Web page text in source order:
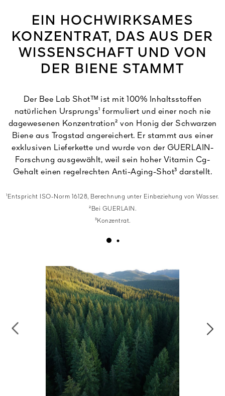
EIN HOCHWIRKSAMES
KONZENTRAT, DAS AUS DER
WISSENSCHAFT UND VON
DER BIENE STAMMT
Der Bee Lab Shotᵀᴹ ist mit 100% Inhaltsstoffen
natürlichen Ursprungs¹ formuliert und einer noch nie
dagewesenen Konzentration² von Honig der Schwarzen
Biene aus Trogstad angereichert. Er stammt aus einer
exklusiven Lieferkette und wurde von der GUERLAIN-
Forschung ausgewählt, weil sein hoher Vitamin Cg-
Gehalt einen regelrechten Anti-Aging-Shot³ darstellt.
¹Entspricht ISO-Norm 16128, Berechnung unter Einbeziehung von Wasser.
²Bei GUERLAIN.
³Konzentrat.